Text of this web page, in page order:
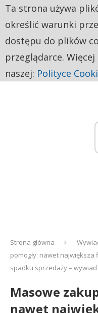
Strona główna
pomogły: nawet
spadku sprzedaży –
Masowe
nawet
Ta strona używa
określić warunki
dostępu do plików
przeglądarce.
naszej: Polityce